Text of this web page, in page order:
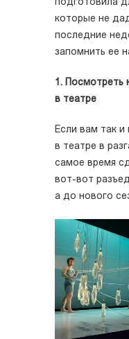
подготовила
которые не
последние
запомнить ее
1. Посмотреть
в театре
Если вам так и
в театре в
самое время
вот-вот
а до нового